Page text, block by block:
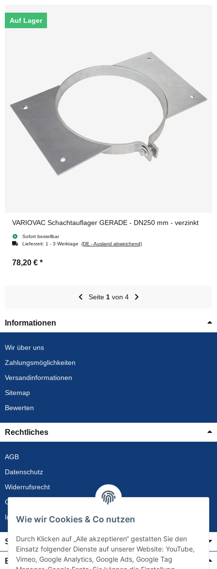
Auf Lager
VARIOVAC Schachtauflager GERADE - DN250 mm - verzinkt
Sofort bestellbar
Lieferzeit: 1 - 3 Werktage (DE - Ausland abweichend)
78,20 € *
Seite 1von 4
Informationen
Wir über uns
Zahlungsmöglichkeiten
Versandinformationen
Sitemap
Bewerten
Rechtliches
AGB
Datenschutz
Widerrufsrecht
Gewährleistung
Impressum
Service
Bezahlung & Versand
Wie wir Cookies & Co nutzen
Durch Klicken auf „Alle akzeptieren“ gestatten Sie den
Einsatz folgender Dienste auf unserer Website: YouTube,
Vimeo, Google Analytics, Google Ads, Google Tag